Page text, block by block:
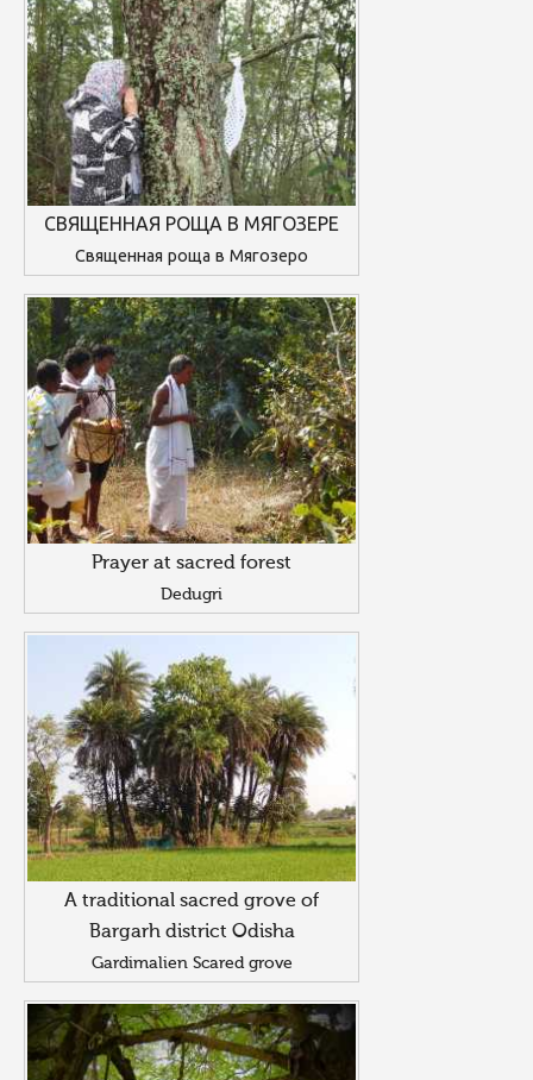
СВЯЩЕННАЯ РОЩА В МЯГОЗЕРЕ
Священная роща в Мягозеро
Prayer at sacred forest
Dedugri
A traditional sacred grove of
Bargarh district Odisha
Gardimalien Scared grove